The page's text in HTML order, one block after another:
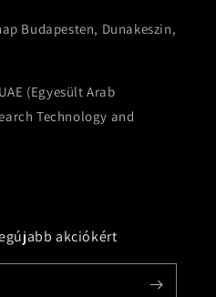
Budapesten, Dunakeszin,
(Egyesült Arab
Technology and
akciókért